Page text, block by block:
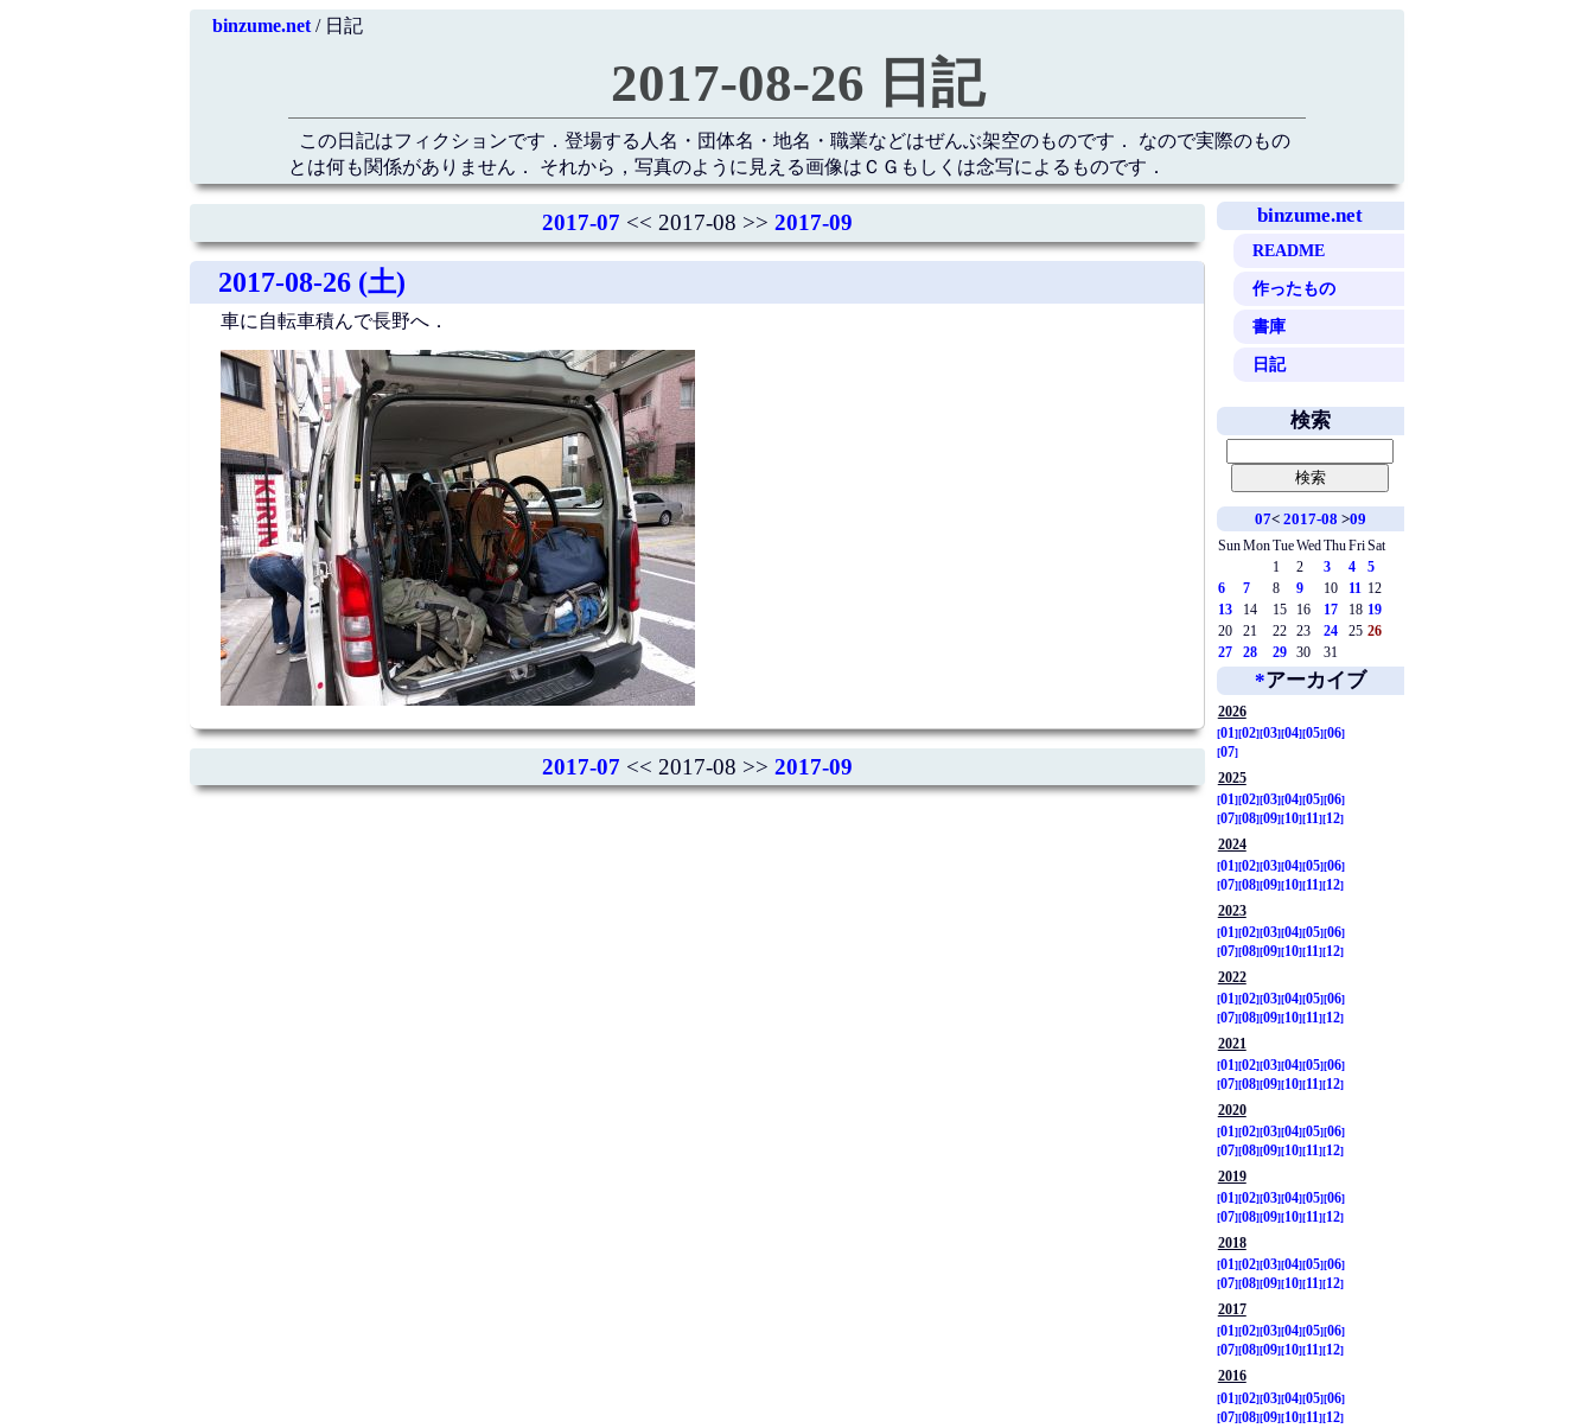
binzume.net/ 日記
2017-08-26 日記
この日記はフィクションです．登場する人名・団体名・地名・職業などはぜんぶ架空のものです． なので実際のもの
とは何も関係がありません． それから，写真のように見える画像はＣＧもしくは念写によるものです．
binzume.net
README
作ったもの
書庫
日記
2017-07 << 2017-08 >> 2017-09
2017-08-26 (土)
車に自転車積んで長野へ．
2017-07 << 2017-08 >> 2017-09
検索
07< 2017-08 >09
SunMonTueWed ThuFriSat
1
2 3 4
5
6
7 8 9 10 11
12
13
14 15 16 17 18 19
20
21 22 23 24 25 26
27
28 29 30 31
*アーカイブ
2026
01
02 03 04 05 06
07
2025
01
02 03 04 05 06
07 08 09 10 11
12
2024
01
02 03 04 05 06
07 08 09 10 11
12
2023
01
02 03 04 05 06
07 08 09 10 11
12
2022
01
02 03 04 05 06
07 08 09 10 11
12
2021
01
02 03 04 05 06
07 08 09 10 11
12
2020
01
02 03 04 05 06
07 08 09 10 11
12
2019
01
02 03 04 05 06
07 08 09 10 11
12
2018
01 02 03 04 05 06
07 08 09 10 11 12
2017
01 02 03 04 05 06
07 08 09 10 11 12
2016
01
02 03 04 05 06
07 08 09 10 11
12